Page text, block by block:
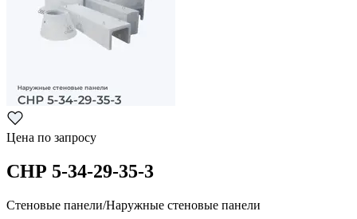
Цена по запросу
СНР 5-34-29-35-3
Стеновые панели/Наружные стеновые панели